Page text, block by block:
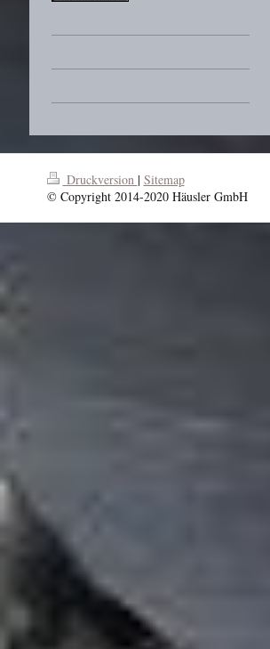
Druckversion | Sitemap
© Copyright 2014-2020 Häusler GmbH